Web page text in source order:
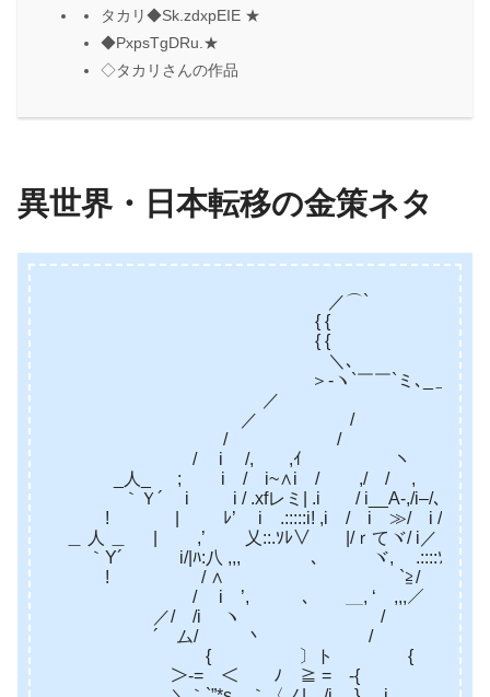
タカリ◆Sk.zdxpEIE ★
◆PxpsTgDRu.★
◇タカリさんの作品
異世界・日本転移の金策ネタ
／⌒`
{ {
{ {
＼､
＞-ヽ`￣￣`ミ､_＿
／ `､ ￣
／ /
/ /
/ i /, ,ｲ ヽ
_人_ ; i / i~∧i / ,/
｀Ｙ´ i i / .xfレミ| .i /
! | ﾚ’ i .:::::i! ,i / i
＿ 人 ＿ | ,’ 乂::.ｿﾚ∨ |/ｒて
｀Y´ i/|ﾊ:八 ,,, ､ ヾ,
! / ∧
/ i ’, ､ ＿, ‘ ,,,
／/ /i ヽ
´ ム/ 丶
{ 〕ト { i i
＞‐= ＜ ﾉ ≧ = ‐{ i ,